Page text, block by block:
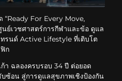
“Ready For Every Move,
ย์เวชศาสตร์การกีฬาและข้อ ดูแล
รนด์ Active Lifestyle ที่เติบโต
ก
า ฉลองครบรอบ 34 ปี ต่อยอด
ซ้อน สู่การดูแลสุขภาพเชิงป้องกัน